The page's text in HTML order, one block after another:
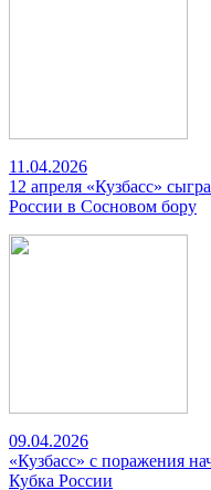
11.04.2026
12 апреля «Кузбасс»
России в Сосновом бору
09.04.2026
«Кузбасс» с поражения
Кубка России